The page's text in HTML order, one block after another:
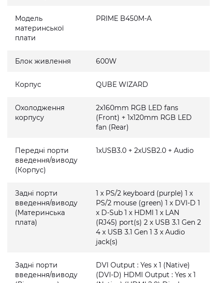
Модель
материнської
плати
PRIME B450M-A
Блок живлення 600W
Корпус QUBE WIZARD
Охолодження
корпусу
2x160mm RGB LED fans
(Front) + 1x120mm RGB LED
fan (Rear)
Передні порти
введення/виводу
(Корпус)
1xUSB3.0 + 2xUSB2.0 + Audio
Задні порти
введення/виводу
(Материнська
плата)
1 x PS/2 keyboard (purple) 1 x
PS/2 mouse (green) 1 x DVI-D 1
x D-Sub 1 x HDMI 1 x LAN
(RJ45) port(s) 2 x USB 3.1 Gen 2
4 x USB 3.1 Gen 1 3 x Audio
jack(s)
Задні порти
введення/виводу
DVI Output : Yes x 1 (Native)
(DVI-D) HDMI Output : Yes x 1